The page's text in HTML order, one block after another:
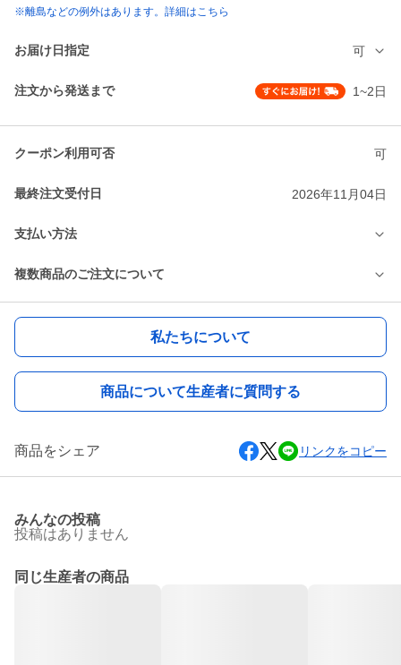
※離島などの例外はあります。詳細はこちら
お届け日指定 可
注文から発送まで 1~2日
クーポン利用可否 可
最終注文受付日 2026年11月04日
支払い方法
複数商品のご注文について
私たちについて
商品について生産者に質問する
商品をシェア リンクをコピー
みんなの投稿
投稿はありません
同じ生産者の商品